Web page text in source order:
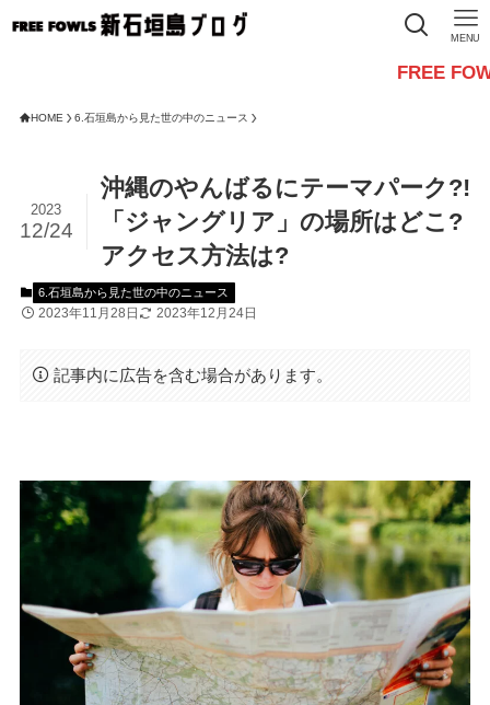
MENU
FREE FOWLSからの
HOME 6.石垣島から見た世の中のニュース
沖縄のやんばるにテーマパーク?!
「ジャングリア」の場所はどこ?
アクセス方法は?
2023
12/24
6.石垣島から見た世の中のニュース
2023年11月28日 2023年12月24日
記事内に広告を含む場合があります。